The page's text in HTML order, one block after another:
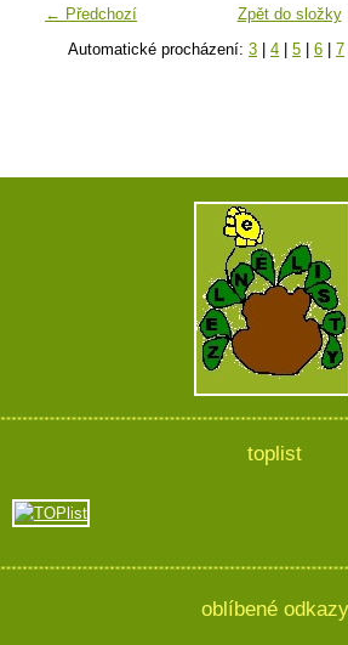
← Předchozí
Zpět do složky
Automatické procházení: 3 | 4 | 5 | 6 | 7
toplist
oblíbené odkazy